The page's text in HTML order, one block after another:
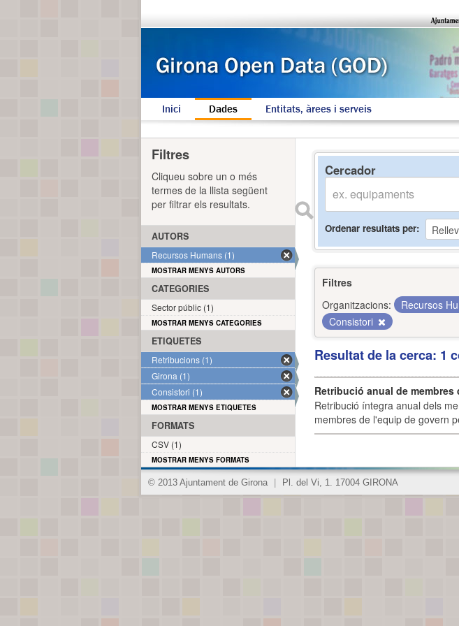
Inici Dades Entitats, àrees i serveis
Cercador
Ordenar resultats per
Filtres
Organitzacions:
Recursos
Consistori
Resultat de la cerca: 1
Retribució anual de
Retribució íntegra anual dels
membres de l'equip de govern
Filtres
Cliqueu sobre un o més
termes de la llista següent
per filtrar els resultats.
AUTORS
Recursos Humans (1)
MOSTRAR MENYS AUTORS
CATEGORIES
Sector públic (1)
MOSTRAR MENYS CATEGORIES
ETIQUETES
Retribucions (1)
Girona (1)
Consistori (1)
MOSTRAR MENYS ETIQUETES
FORMATS
CSV (1)
MOSTRAR MENYS FORMATS
© 2013 Ajuntament de Girona Pl. del Vi, 1. 17004 GIRONA